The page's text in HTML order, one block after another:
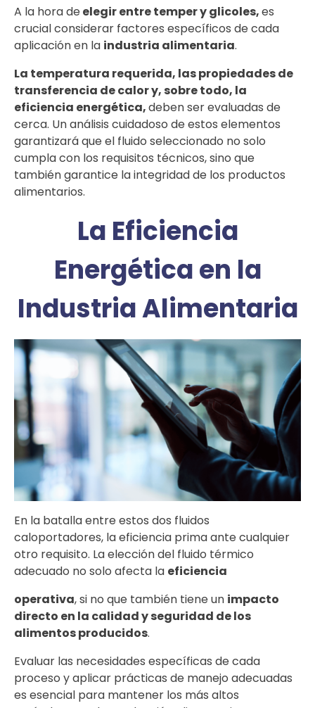
A la hora deelegir entre temper y glicoles,es
crucial considerar factores específicos de cada
aplicación en la industria alimentaria.
La temperatura requerida, las propiedades de
transferencia de calor y, sobre todo, la
eficiencia energética,deben ser evaluadas de
cerca. Un análisis cuidadoso de estos elementos
garantizará que el fluido seleccionado no solo
cumpla con los requisitos técnicos, sino que
también garantice la integridad de los productos
alimentarios.
La Eficiencia
Energética en la
Industria Alimentaria
En la batalla entre estos dos fluidos
caloportadores, la eficiencia prima ante cualquier
otro requisito. La elección del fluido térmico
adecuado no solo afecta la eficiencia
operativa, si no que también tiene un impacto
directo en la calidad y seguridad de los
alimentos producidos.
Evaluar las necesidades específicas de cada
proceso y aplicar prácticas de manejo adecuadas
es esencial para mantener los más altos